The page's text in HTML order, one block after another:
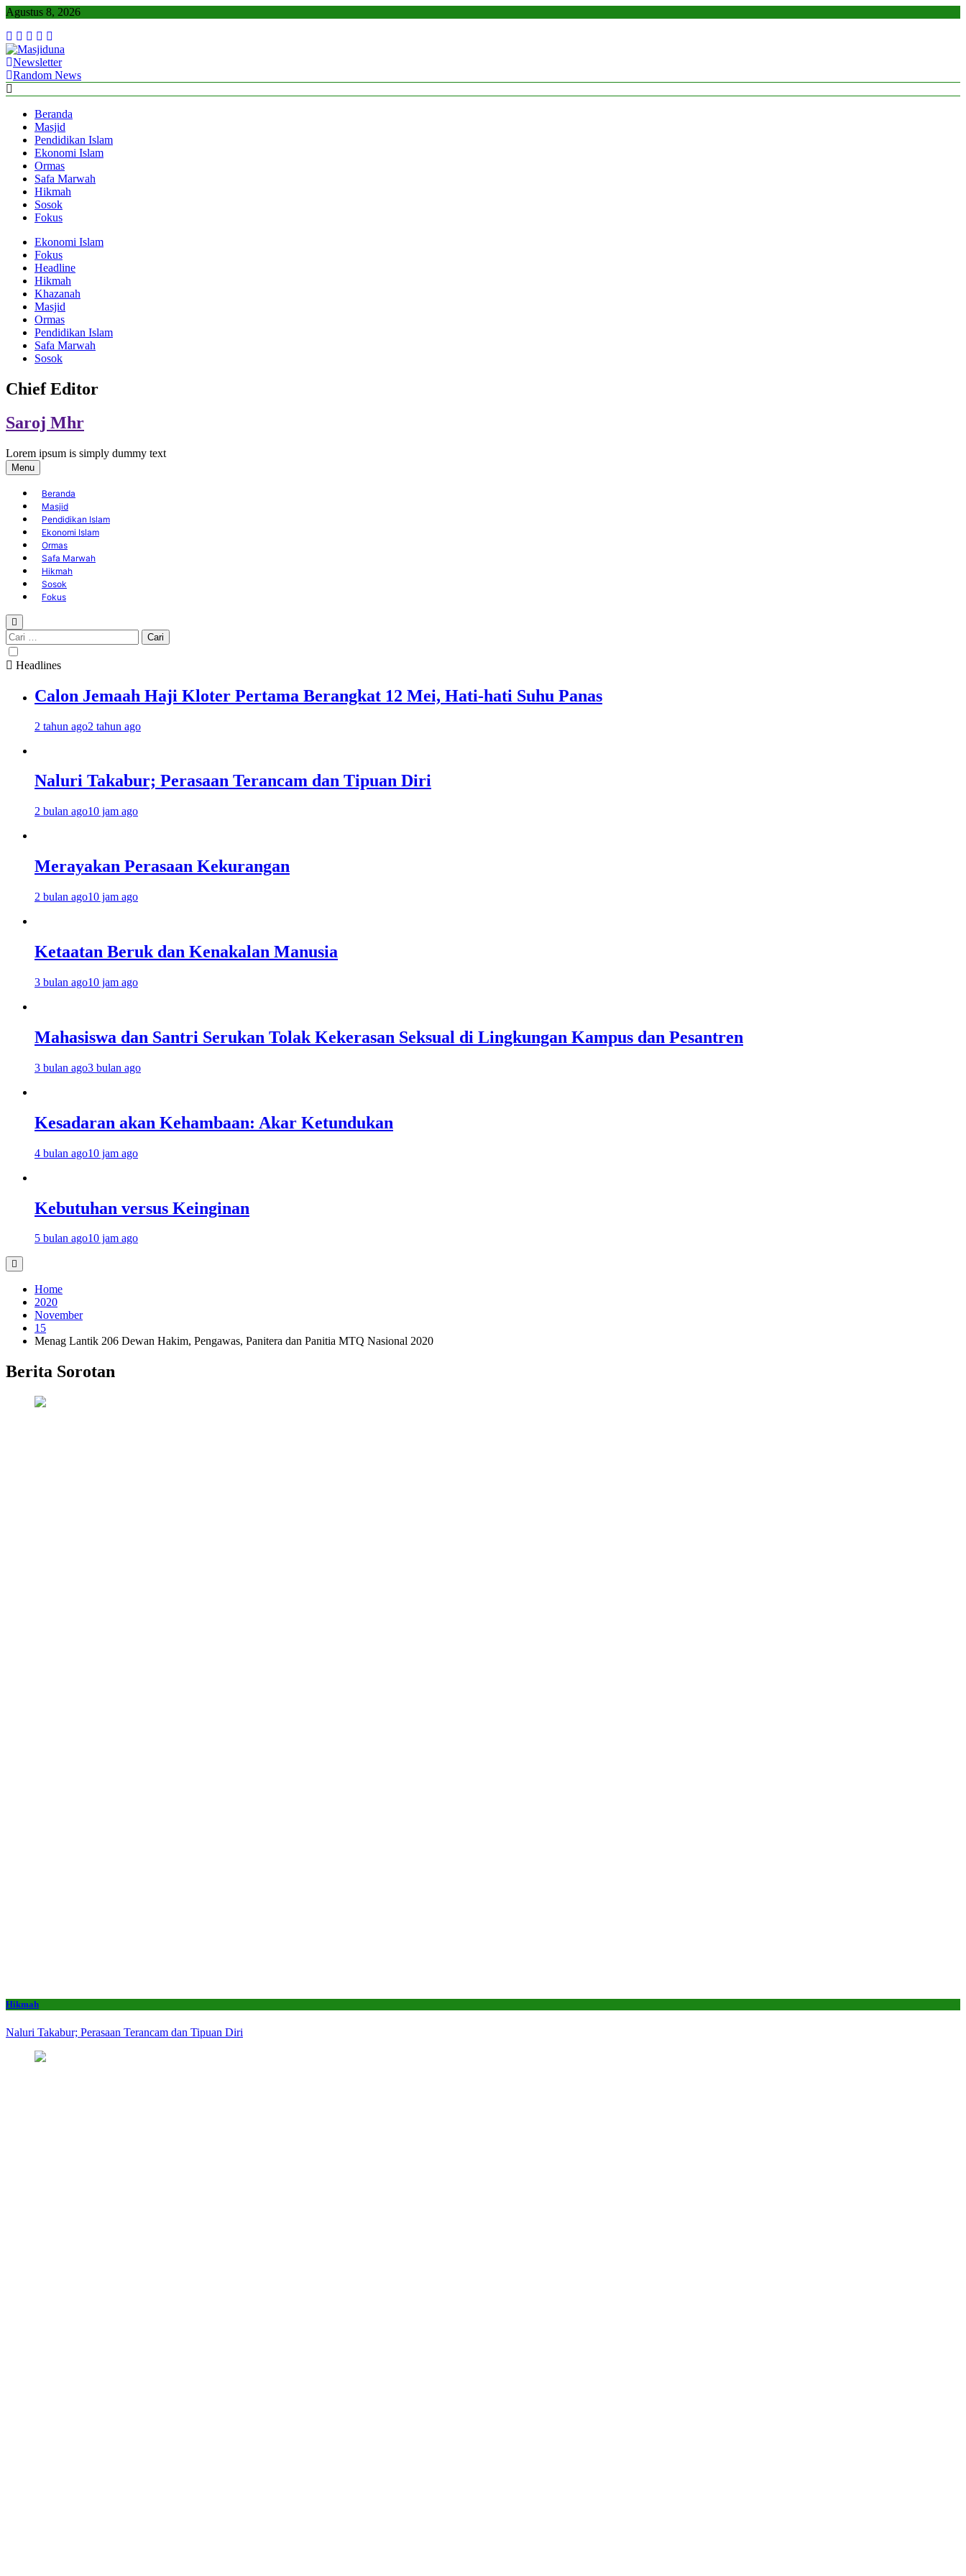
Skip
content
Agustus 8, 2026
Masjiduna
Referensi Berita Islam Indonesia
Newsletter
Random News
Beranda
Masjid
Pendidikan Islam
Ekonomi Islam
Ormas
Safa Marwah
Hikmah
Sosok
Fokus
Ekonomi Islam
Fokus
Headline
Hikmah
Khazanah
Masjid
Ormas
Pendidikan Islam
Safa Marwah
Sosok
Chief Editor
Saroj Mhr
Lorem ipsum is simply dummy text
Menu
Beranda
Masjid
Pendidikan Islam
Ekonomi Islam
Ormas
Safa Marwah
Hikmah
Sosok
Fokus
Cari
untuk:
Headlines
Calon Jemaah Haji Kloter Pertama Berangkat 12 Mei, Hati-hati Suhu Panas
2 tahun ago2 tahun ago
Naluri Takabur; Perasaan Terancam dan Tipuan Diri
2 bulan ago10 jam ago
Merayakan Perasaan Kekurangan
2 bulan ago10 jam ago
Ketaatan Beruk dan Kenakalan Manusia
3 bulan ago10 jam ago
Mahasiswa dan Santri Serukan Tolak Kekerasan Seksual di Lingkungan Kampus dan Pesantren
3 bulan ago3 bulan ago
Kesadaran akan Kehambaan: Akar Ketundukan
4 bulan ago10 jam ago
Kebutuhan versus Keinginan
5 bulan ago10 jam ago
Home
2020
November
15
Menag Lantik 206 Dewan Hakim, Pengawas, Panitera dan Panitia MTQ Nasional 2020
Berita Sorotan
Hikmah
Naluri Takabur; Perasaan Terancam dan Tipuan Diri